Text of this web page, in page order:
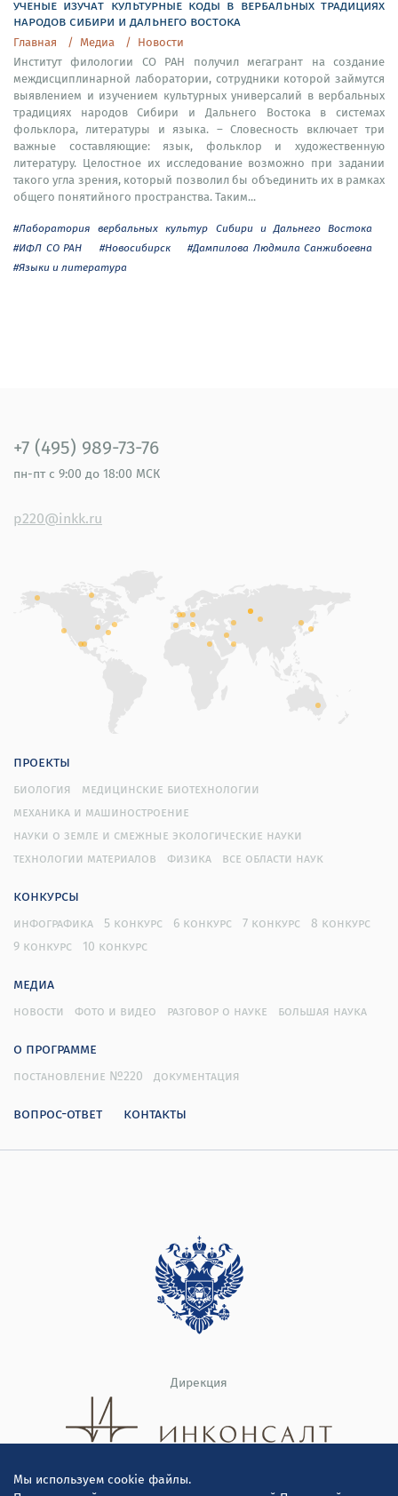
Мы используем cookie файлы.
учёные изучат культурные коды в вербальных традициях
народов сибири и дальнего востока
Главная Медиа
Новости
Институт филологии СО РАН получил мегагрант на создание
междисциплинарной лаборатории, сотрудники которой займутся
выявлением и изучением культурных универсалий в вербальных
традициях народов Сибири и Дальнего Востока в системах
фольклора, литературы и языка. – Словесность включает три
важные составляющие: язык, фольклор и художественную
литературу. Целостное их исследование возможно при задании
такого угла зрения, который позволил бы объединить их в рамках
общего понятийного пространства. Таким...
#Лаборатория вербальных культур Сибири и Дальнего Востока
#ИФЛ СО РАН
#Новосибирск
#Дампилова Людмила Санжибоевна
#Языки и литература
+7 (495) 989-73-76
пн-пт с 9:00 до 18:00 МСК
p220@inkk.ru
проекты
биология
медицинские биотехнологии
механика и машиностроение
науки о земле и смежные экологические науки
технологии материалов
физика все области наук
конкурсы
инфографика 5 конкурс 6 конкурс 7 конкурс
8 конкурс
9 конкурс
10 конкурс
медиа
новости фото и видео разговор о науке большая наука
о программе
постановление №220 документация
вопрос-ответ контакты
Дирекция